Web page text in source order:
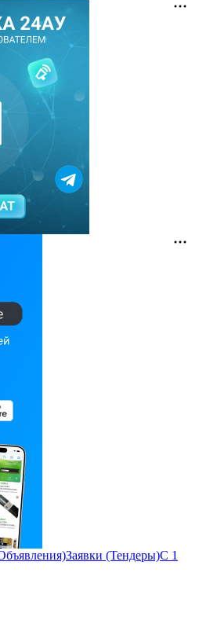
Заявки (Тендеры)С 1